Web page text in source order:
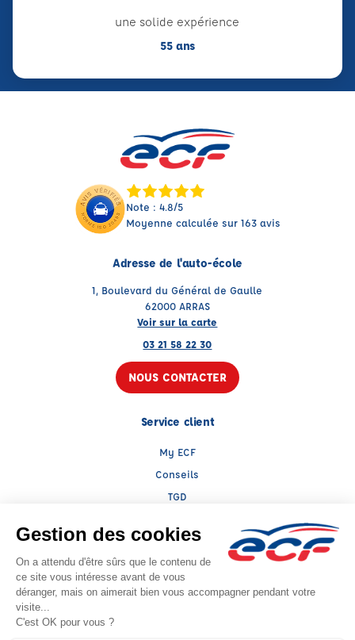
une solide expérience
55 ans
Note : 4.8/5
Moyenne calculée sur 163 avis
Adresse de l'auto-école
1, Boulevard du Général de Gaulle
62000 ARRAS
Voir sur la carte
03 21 58 22 30
NOUS CONTACTER
Service client
My ECF
Conseils
TGD
Le groupe ECF
Présentation
Trouver une agence